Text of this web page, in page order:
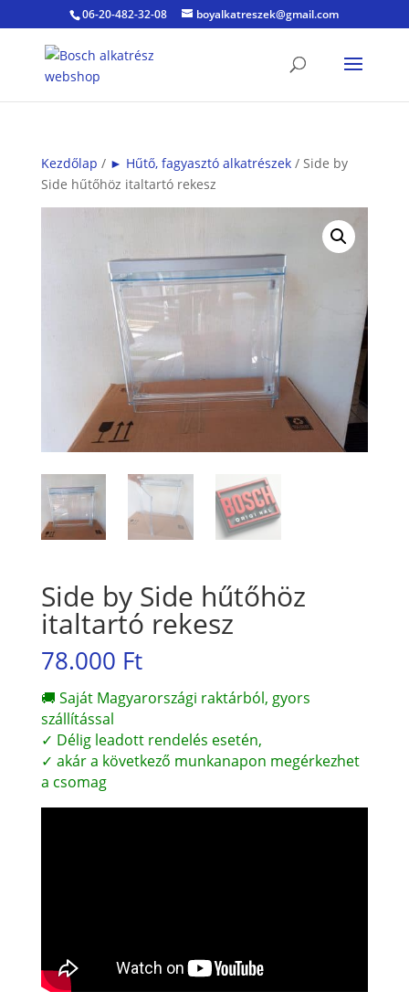
06-20-482-32-08 boyalkatreszek@gmail.com
Kezdőlap / ► Hűtő, fagyasztó alkatrészek/ Side by
Side hűtőhöz italtartó rekesz
Side by Side hűtőhöz
italtartó rekesz
78.000 Ft
🚚 Saját Magyarországi raktárból, gyors
szállítással
✓ Délig leadott rendelés esetén,
✓ akár a következő munkanapon megérkezhet
a csomag